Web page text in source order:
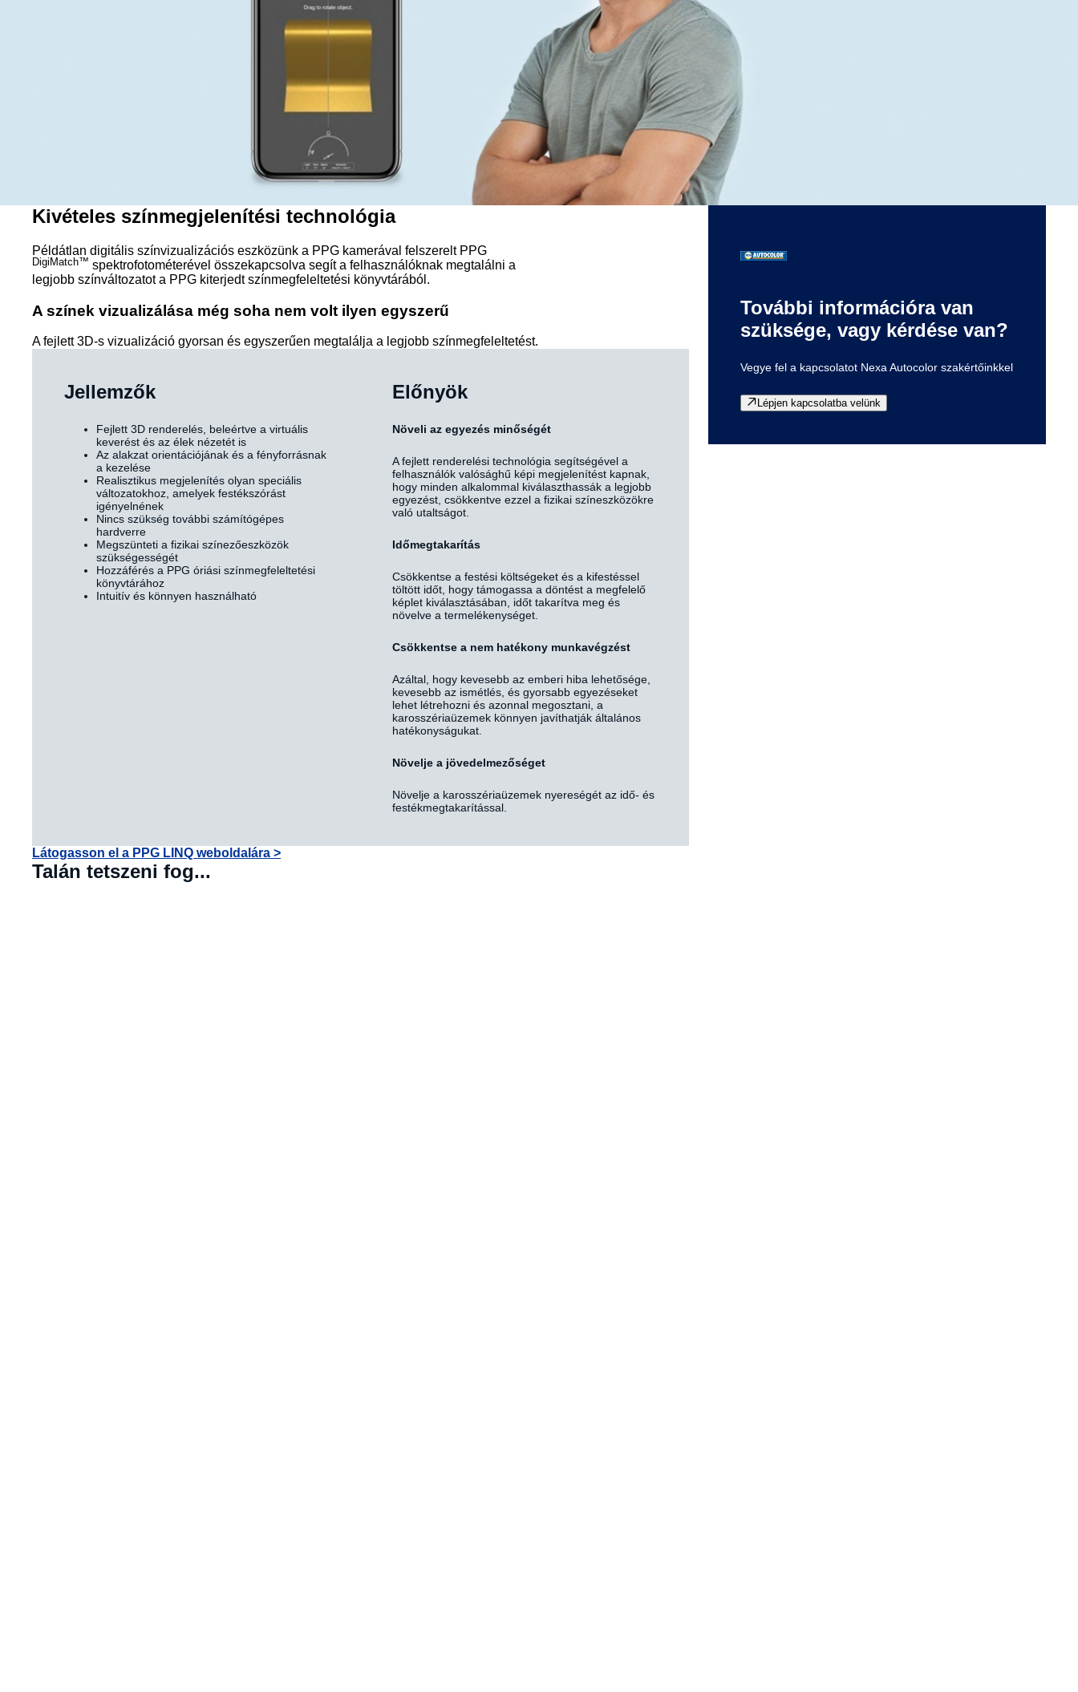
Kivételes színmegjelenítési technológia
Példátlan digitális színvizualizációs eszközünk a PPG kamerával felszerelt PPG
DigiMatch™ spektrofotométerével összekapcsolva segít a felhasználóknak megtalálni a
legjobb színváltozatot a PPG kiterjedt színmegfeleltetési könyvtárából.
A színek vizualizálása még soha nem volt ilyen egyszerű
A fejlett 3D-s vizualizáció gyorsan és egyszerűen megtalálja a legjobb színmegfeleltetést.
Jellemzők
Fejlett 3D renderelés, beleértve a virtuális
keverést és az élek nézetét is
Az alakzat orientációjának és a fényforrásnak
a kezelése
Realisztikus megjelenítés olyan speciális
változatokhoz, amelyek festékszórást
igényelnének
Nincs szükség további számítógépes
hardverre
Megszünteti a fizikai színezőeszközök
szükségességét
Hozzáférés a PPG óriási színmegfeleltetési
könyvtárához
Intuitív és könnyen használható
Előnyök
Növeli az egyezés minőségét
A fejlett renderelési technológia segítségével a
felhasználók valósághű képi megjelenítést kapnak,
hogy minden alkalommal kiválaszthassák a legjobb
egyezést, csökkentve ezzel a fizikai színeszközökre
való utaltságot.
Időmegtakarítás
Csökkentse a festési költségeket és a kifestéssel
töltött időt, hogy támogassa a döntést a megfelelő
képlet kiválasztásában, időt takarítva meg és
növelve a termelékenységet.
Csökkentse a nem hatékony munkavégzést
Azáltal, hogy kevesebb az emberi hiba lehetősége,
kevesebb az ismétlés, és gyorsabb egyezéseket
lehet létrehozni és azonnal megosztani, a
karosszériaüzemek könnyen javíthatják általános
hatékonyságukat.
Növelje a jövedelmezőséget
Növelje a karosszériaüzemek nyereségét az idő- és
festékmegtakarítással.
Látogasson el a PPG LINQ weboldalára >
További információra van
szüksége, vagy kérdése van?
Vegye fel a kapcsolatot Nexa Autocolor szakértőinkkel
Lépjen kapcsolatba velünk
Talán tetszeni fog...